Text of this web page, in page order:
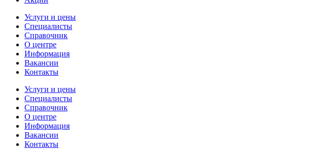
Услуги и цены
Специалисты
Справочник
О центре
Информация
Вакансии
Контакты
Услуги и цены
Специалисты
Справочник
О центре
Информация
Вакансии
Контакты